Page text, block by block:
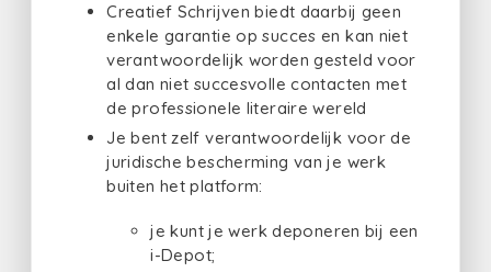
Creatief Schrijven biedt daarbij geen
enkele garantie op succes en kan niet
verantwoordelijk worden gesteld voor
al dan niet succesvolle contacten met
de professionele literaire wereld
Je bent zelf verantwoordelijk voor de
juridische bescherming van je werk
buiten het platform:
je kunt je werk deponeren bij een
i-Depot;